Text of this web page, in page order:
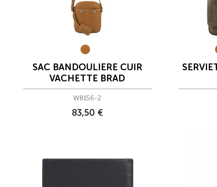
SAC BANDOULIERE CUIR
VACHETTE BRAD
W8156-2
83,50 €